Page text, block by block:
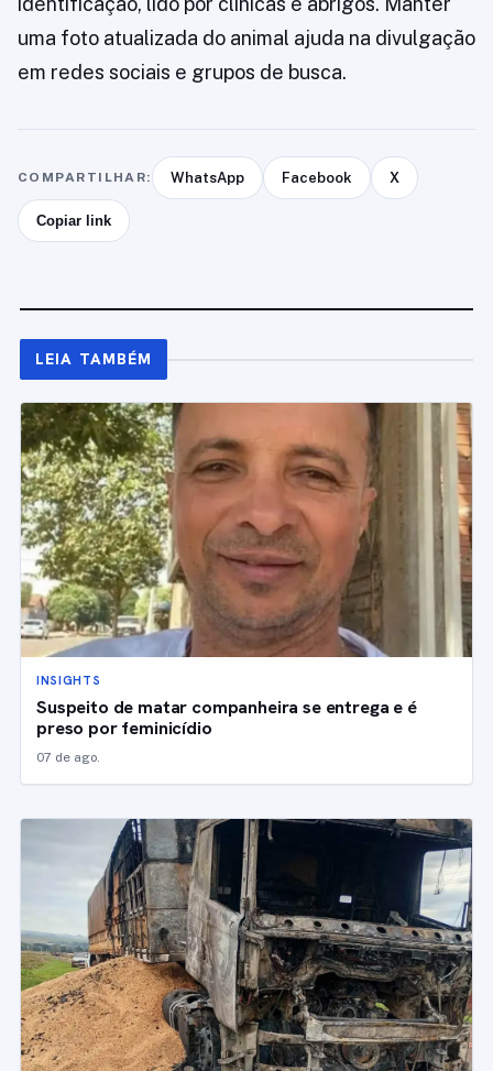
uma foto atualizada do animal ajuda na divulgação
em redes sociais e grupos de busca.
COMPARTILHAR: WhatsApp Facebook X
Copiar link
LEIA TAMBÉM
INSIGHTS
Suspeito de matar companheira se entrega e é
preso por feminicídio
07 de ago.